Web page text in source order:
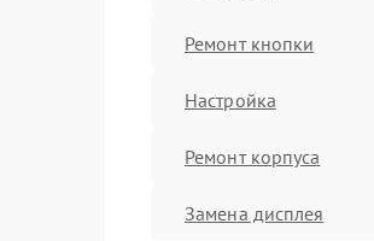
Ремонт кнопки
Настройка
Ремонт корпуса
Замена дисплея